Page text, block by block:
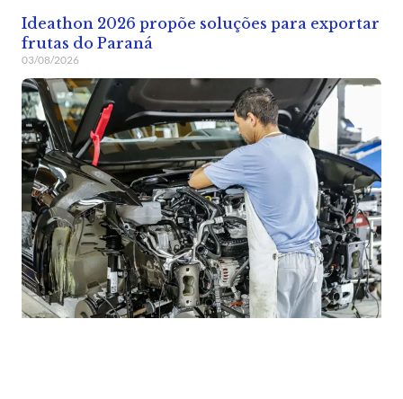
Ideathon 2026 propõe soluções para exportar
frutas do Paraná
03/08/2026